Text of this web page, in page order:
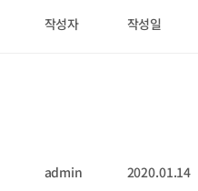
작성자 작성일
admin 2020.01.14